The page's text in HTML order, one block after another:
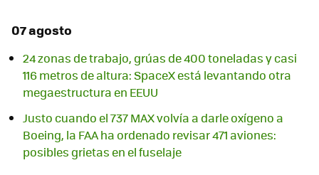
07 agosto
24 zonas de trabajo, grúas de 400 toneladas y casi
116 metros de altura: SpaceX está levantando otra
megaestructura en EEUU
Justo cuando el 737 MAX volvía a darle oxígeno a
Boeing, la FAA ha ordenado revisar 471 aviones:
posibles grietas en el fuselaje